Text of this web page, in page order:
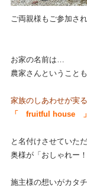
ご両親様もご参加さ
お家の名前は…
農家さんということ
家族のしあわせが実る
「 fruitful house 」
と名付けさせていた
奥様が「おしゃれー
施主様の想いがカタ